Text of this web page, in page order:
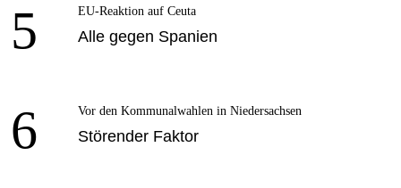
5 EU-Reaktion auf Ceuta
Alle gegen Spanien
6 Vor den Kommunalwahlen in Niedersachsen
Störender Faktor